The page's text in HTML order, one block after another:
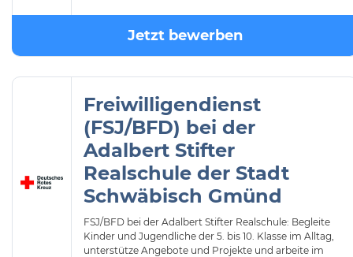
Jetzt bewerben
Freiwilligendienst
(FSJ/BFD) bei der
Adalbert Stifter
Realschule der Stadt
Schwäbisch Gmünd
FSJ/BFD bei der Adalbert Stifter Realschule: Begleite
Kinder und Jugendliche der 5. bis 10. Klasse im Alltag,
unterstütze Angebote und Projekte und arbeite im